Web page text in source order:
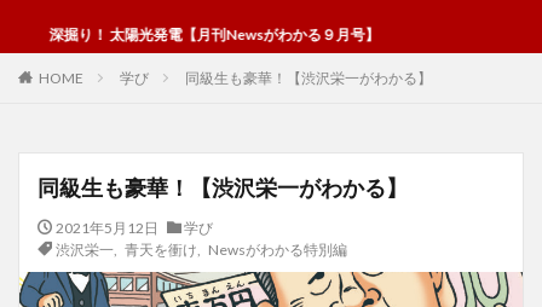
掘り！ 太陽光発電【月刊Newsがわかる９月号】
HOME 学び 同級生も豪華！【渋沢栄一がわかる】
同級生も豪華！【渋沢栄一がわかる】
2021年5月12日
学び
渋沢栄一, 青天を衝け Newsがわかる特別編